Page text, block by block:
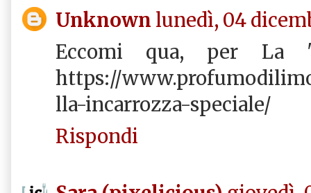
Unknown lunedì, 04
Eccomi qua, per La
https://
lla-incarrozza-speciale/
Rispondi